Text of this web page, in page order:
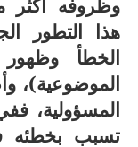
هذا التطور
الخطأ وظهور
الموضوعية)،
المسؤولية،
تسبب بخطئه